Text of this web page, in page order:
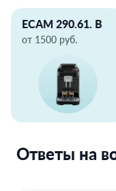
ECAM 290.61. B
от 1500 руб.
Ответы на